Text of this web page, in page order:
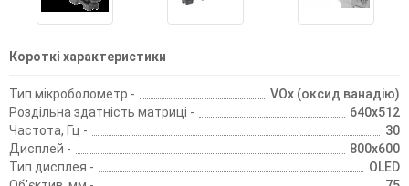
Короткі характеристики
Тип мікроболометр -
VOx (оксид ванадію)
Роздільна здатність матриці -
640x512
Частота, Гц -
30
Дисплей -
800x600
Тип дисплея -
OLED